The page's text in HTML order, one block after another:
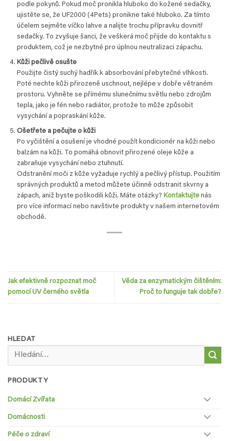
podle pokynů. Pokud moč pronikla hluboko do kožené sedačky,
ujistěte se, že UF2000 (4Pets) pronikne také hluboko. Za tímto
účelem sejměte víčko lahve a nalijte trochu přípravku dovnitř
sedačky. To zvyšuje šanci, že veškerá moč přijde do kontaktu s
produktem, což je nezbytné pro úplnou neutralizaci zápachu.
Kůži pečlivě osušte
Použijte čistý suchý hadřík k absorbování přebytečné vlhkosti.
Poté nechte kůži přirozeně uschnout, nejlépe v dobře větraném
prostoru. Vyhněte se přímému slunečnímu světlu nebo zdrojům
tepla, jako je fén nebo radiátor, protože to může způsobit
vysychání a popraskání kůže.
Ošetřete a pečujte o kůži
Po vyčištění a osušení je vhodné použít kondicionér na kůži nebo
balzám na kůži. To pomáhá obnovit přirozené oleje kůže a
zabraňuje vysychání nebo ztuhnutí.
Odstranění moči z kůže vyžaduje rychlý a pečlivý přístup. Použitím
správných produktů a metod můžete účinně odstranit skvrny a
zápach, aniž byste poškodili kůži. Máte otázky? Kontaktujtenás
pro více informací nebo navštivte produkty v našem internetovém
obchodě.
Jak efektivně rozpoznat moč
pomocí UV černého světla
Věda za enzymatickým čištěním:
Proč to funguje tak dobře?
HLEDAT
PRODUKTY
Domácí Zvířata
Domácnosti
Péče o zdraví